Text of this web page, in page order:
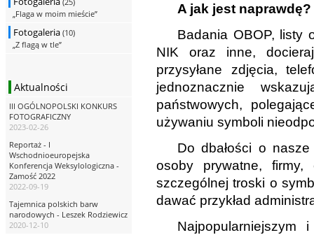
„Flaga w moim mieście”
Fotogaleria (10)
„Z flagą w tle”
Aktualności
III OGÓLNOPOLSKI KONKURS
FOTOGRAFICZNY
2023-02-26
Reportaż - I
Wschodnioeuropejska
Konferencja Weksylologiczna -
Zamość 2022
2022-09-19
Tajemnica polskich barw
narodowych - Leszek Rodziewicz
2020-12-10
A jak jest naprawdę?
Badania OBOP, listy
NIK oraz inne,
przysyłane zdjęcia,
jednoznacznie
państwowych,
używaniu symboli
Do dbałości o
osoby prywatne,
szczególnej troski o
dawać przykład
Najpopularniejszym